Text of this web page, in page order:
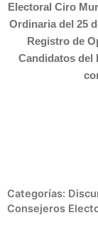
Electoral Ciro
Ordinaria del 25
Registro de
Candidatos del
Categorías:
Consejeros